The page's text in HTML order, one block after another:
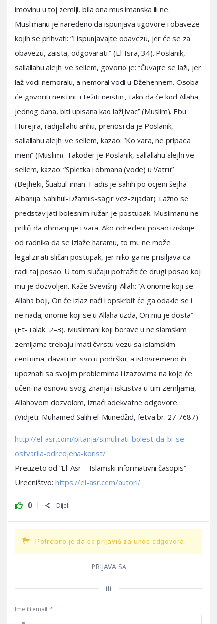
imovinu u toj zemlji, bila ona muslimanska ili ne.
Muslimanu je naređeno da ispunjava ugovore i obaveze
kojih se prihvati: “I ispunjavajte obavezu, jer će se za
obavezu, zaista, odgovarati!” (El-Isra, 34). Poslanik,
sallallahu alejhi ve sellem, govorio je: “Čuvajte se laži, jer
laž vodi nemoralu, a nemoral vodi u Džehennem. Osoba
će govoriti neistinu i težiti neistini, tako da će kod Allaha,
jednog dana, biti upisana kao lažljivac” (Muslim). Ebu
Hurejra, radijallahu anhu, prenosi da je Poslanik,
sallallahu alejhi ve sellem, kazao: “Ko vara, ne pripada
meni” (Muslim). Također je Poslanik, sallallahu alejhi ve
sellem, kazao: “Spletka i obmana (vode) u Vatru”
(Bejheki, Šuabul-iman. Hadis je sahih po ocjeni šejha
Albanija. Sahihul-Džamiis-sagir vez-zijadat). Lažno se
predstavljati bolesnim ružan je postupak. Muslimanu ne
priliči da obmanjuje i vara. Ako određeni posao iziskuje
od radnika da se izlaže haramu, to mu ne može
legalizirati sličan postupak, jer niko ga ne prisiljava da
radi taj posao. U tom slučaju potražit će drugi posao koji
mu je dozvoljen. Kaže Svevišnji Allah: “A onome koji se
Allaha boji, On će izlaz naći i opskrbit će ga odakle se i
ne nada; onome koji se u Allaha uzda, On mu je dosta”
(Et-Talak, 2–3). Muslimani koji borave u neislamskim
zemljama trebaju imati čvrstu vezu sa islamskim
centrima, davati im svoju podršku, a istovremeno ih
upoznati sa svojim problemima i izazovima na koje će
učeni na osnovu svog znanja i iskustva u tim zemljama,
Allahovom dozvolom, iznaći adekvatne odgovore.
(Vidjeti: Muhamed Salih el-Munedžid, fetva br. 27 7687)
http://el-asr.com/pitanja/simulirati-bolest-da-bi-se-
ostvarila-odredjena-korist/
Preuzeto od “El-Asr – Islamski informativni časopis”
Uredništvo: https://el-asr.com/autori/
0 Dijeli
Potrebno je da se prijaviš za unos odgovora.
PRIJAVA SA
ili
Ime ili email *